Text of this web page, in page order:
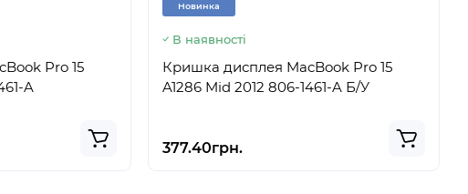
Pro 15
A
Новинка
В наявності
Кришка дисплея MacBook Pro 15
A1286 Mid 2012 806-1461-A Б/У
377.40грн.